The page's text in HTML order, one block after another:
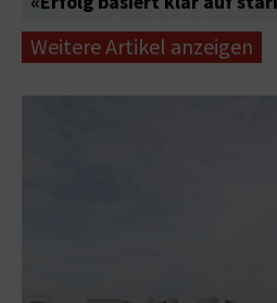
Weitere Artikel anzeigen